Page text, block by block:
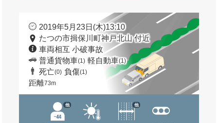
2019年5月23日(木)13:10
たつの市揖保川町神戸北山 付近
車両相互 小破事故
普通貨物車(1) 軽自動車(1)
死亡(0) 負傷(1)
距離73m
他 他